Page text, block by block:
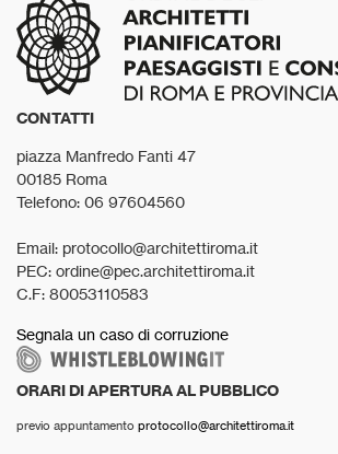
CONTATTI
piazza Manfredo Fanti 47
00185 Roma
Telefono: 06 97604560
Email: protocollo@architettiroma.it
PEC: ordine@pec.architettiroma.it
C.F: 80053110583
Segnala un caso di corruzione
ORARI DI APERTURA AL PUBBLICO
previo appuntamento protocollo@architettiroma.it